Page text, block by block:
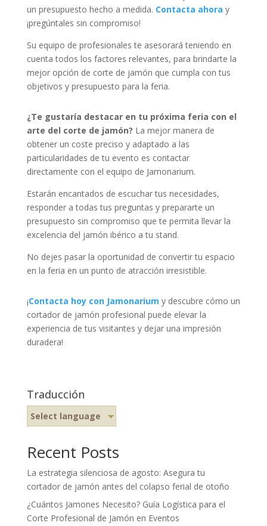
un presupuesto hecho a medida. Contacta ahora y
¡pregúntales sin compromiso!
Su equipo de profesionales te asesorará teniendo en
cuenta todos los factores relevantes, para brindarte la
mejor opción de corte de jamón que cumpla con tus
objetivos y presupuesto para la feria.
¿Te gustaría destacar en tu próxima feria con el
arte del corte de jamón? La mejor manera de
obtener un coste preciso y adaptado a las
particularidades de tu evento es contactar
directamente con el equipo de Jamonarium.
Estarán encantados de escuchar tus necesidades,
responder a todas tus preguntas y prepararte un
presupuesto sin compromiso que te permita llevar la
excelencia del jamón ibérico a tu stand.
No dejes pasar la oportunidad de convertir tu espacio
en la feria en un punto de atracción irresistible.
¡Contacta hoy con Jamonarium y descubre cómo un
cortador de jamón profesional puede elevar la
experiencia de tus visitantes y dejar una impresión
duradera!
Traducción
Select language
Recent Posts
La estrategia silenciosa de agosto: Asegura tu
cortador de jamón antes del colapso ferial de otoño
¿Cuántos Jamones Necesito? Guía Logística para el
Corte Profesional de Jamón en Eventos